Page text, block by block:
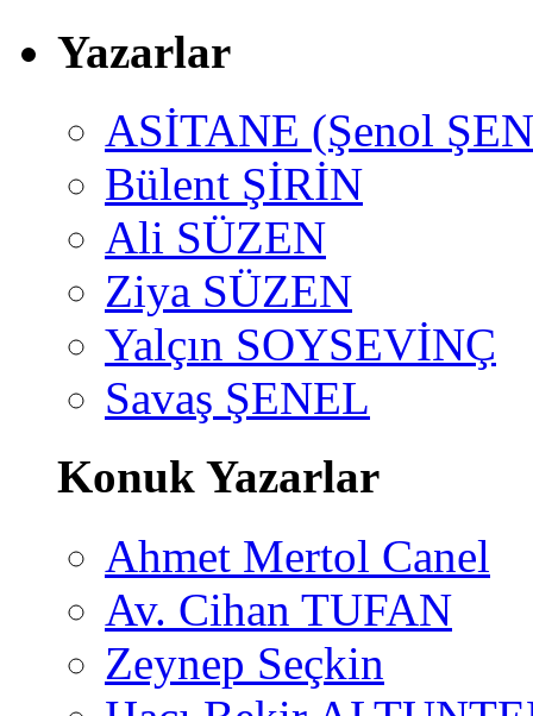
Yazarlar
ASİTANE (Şenol
Bülent ŞİRİN
Ali SÜZEN
Ziya SÜZEN
Yalçın SOYSEVİNÇ
Savaş ŞENEL
Konuk Yazarlar
Ahmet Mertol Canel
Av. Cihan TUFAN
Zeynep Seçkin